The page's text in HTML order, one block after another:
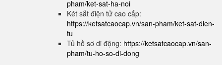
pham/ket-sat-ha-noi
Két sắt điện tử cao cấp:
https://ketsatcaocap.vn/san-pham/ket-sat-dien-
tu
Tủ hồ sơ di động: https://ketsatcaocap.vn/san-
pham/tu-ho-so-di-dong